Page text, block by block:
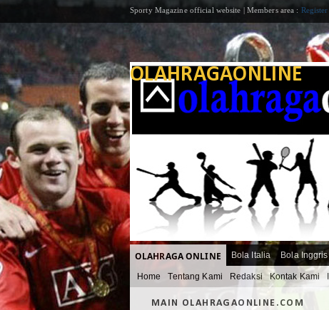
Sporty Magazine official website | Members area : Register
OLAHRAGAONLINE
OLAHRAGA ONLINE Bola Italia Bola Inggris
Home Tentang Kami Redaksi Kontak Kami
MAIN OLAHRAGAONLINE.COM